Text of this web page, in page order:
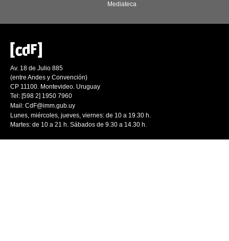
Mediateca
Av. 18 de Julio 885
(entre Andes y Convención)
CP 11100. Montevideo. Uruguay
Tel: [598 2] 1950 7960
Mail: CdF@imm.gub.uy
Lunes, miércoles, jueves, viernes: de 10 a 19.30 h.
Martes: de 10 a 21 h. Sábados de 9.30 a 14.30 h.